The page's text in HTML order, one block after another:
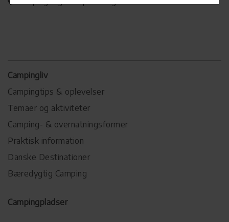
Campingliv
Campingtips & oplevelser
Temaer og aktiviteter
Camping- & overnatningsformer
Praktisk information
Danske Destinationer
Bæredygtig Camping
Campingpladser